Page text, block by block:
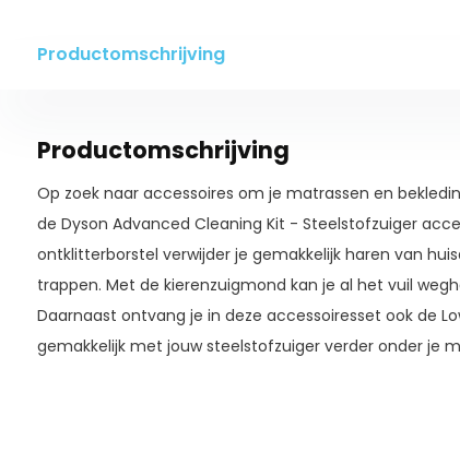
Productomschrijving
Productomschrijving
Op zoek naar accessoires om je matrassen en
de Dyson Advanced Cleaning Kit - Steelstofzuiger
ontklitterborstel verwijder je gemakkelijk haren van
trappen. Met de kierenzuigmond kan je al het vuil
Daarnaast ontvang je in deze accessoiresset ook de
gemakkelijk met jouw steelstofzuiger verder onder je